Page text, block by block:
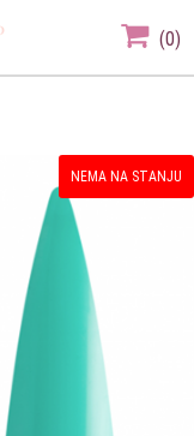
(0)
NEMA NA STANJU